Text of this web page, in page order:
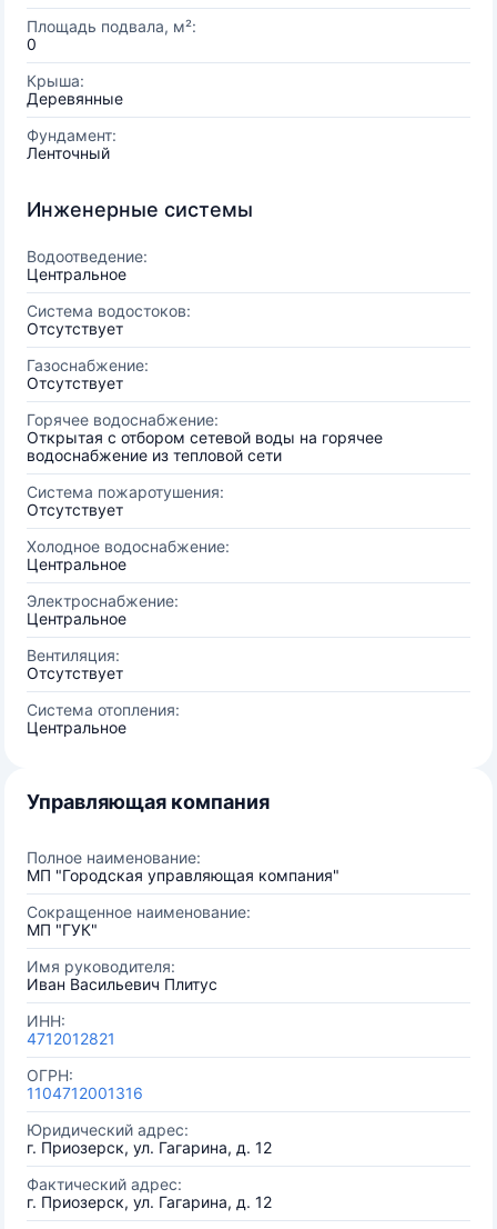
Площадь подвала, м²:
0
Крыша:
Деревянные
Фундамент:
Ленточный
Инженерные системы
Водоотведение:
Центральное
Система водостоков:
Отсутствует
Газоснабжение:
Отсутствует
Горячее водоснабжение:
Открытая с отбором сетевой воды на горячее
водоснабжение из тепловой сети
Система пожаротушения:
Отсутствует
Холодное водоснабжение:
Центральное
Электроснабжение:
Центральное
Вентиляция:
Отсутствует
Система отопления:
Центральное
Управляющая компания
Полное наименование:
МП "Городская управляющая компания"
Сокращенное наименование:
МП "ГУК"
Имя руководителя:
Иван Васильевич Плитус
ИНН:
4712012821
ОГРН:
1104712001316
Юридический адрес:
г. Приозерск, ул. Гагарина, д. 12
Фактический адрес:
г. Приозерск, ул. Гагарина, д. 12